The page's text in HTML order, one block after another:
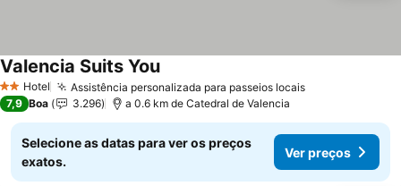
2 Estrelas
Hotel Assistência personalizada para passeios locaisVer preços
Valencia Suits YouVer preços
7,9 Boa 3.296 a 0.6 km de Catedral de Valencia
Selecione as datas para ver os preços
exatos.
Ver preços